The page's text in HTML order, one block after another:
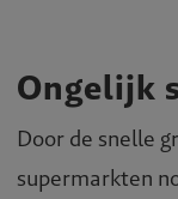
Ongelijk
Door de snelle
supermarkten